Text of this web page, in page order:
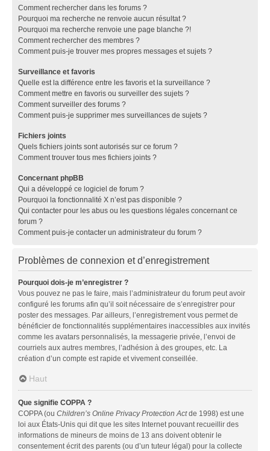
Comment rechercher dans les forums ?
Pourquoi ma recherche ne renvoie aucun résultat ?
Pourquoi ma recherche renvoie une page blanche ?!
Comment rechercher des membres ?
Comment puis-je trouver mes propres messages et sujets ?
Surveillance et favoris
Quelle est la différence entre les favoris et la surveillance ?
Comment mettre en favoris ou surveiller des sujets ?
Comment surveiller des forums ?
Comment puis-je supprimer mes surveillances de sujets ?
Fichiers joints
Quels fichiers joints sont autorisés sur ce forum ?
Comment trouver tous mes fichiers joints ?
Concernant phpBB
Qui a développé ce logiciel de forum ?
Pourquoi la fonctionnalité X n’est pas disponible ?
Qui contacter pour les abus ou les questions légales concernant ce
forum ?
Comment puis-je contacter un administrateur du forum ?
Problèmes de connexion et d’enregistrement
Pourquoi dois-je m’enregistrer ?
Vous pouvez ne pas le faire, mais l’administrateur du forum peut avoir
configuré les forums afin qu’il soit nécessaire de s’enregistrer pour
poster des messages. Par ailleurs, l’enregistrement vous permet de
bénéficier de fonctionnalités supplémentaires inaccessibles aux invités
comme les avatars personnalisés, la messagerie privée, l’envoi de
courriels aux autres membres, l’adhésion à des groupes, etc. La
création d’un compte est rapide et vivement conseillée.
Haut
Que signifie COPPA ?
COPPA (ou Children’s Online Privacy Protection Actde 1998) est une
loi aux États-Unis qui dit que les sites Internet pouvant recueillir des
informations de mineurs de moins de 13 ans doivent obtenir le
consentement écrit des parents (ou d’un tuteur légal) pour la collecte